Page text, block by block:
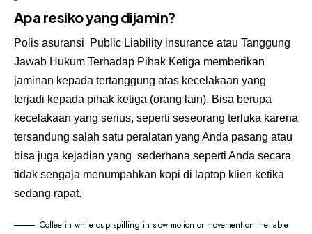
Apa resiko yang dijamin?
Polis asuransi Public Liability insurance atau Tanggung
Jawab Hukum Terhadap Pihak Ketiga memberikan
jaminan kepada tertanggung atas kecelakaan yang
terjadi kepada pihak ketiga (orang lain). Bisa berupa
kecelakaan yang serius, seperti seseorang terluka karena
tersandung salah satu peralatan yang Anda pasang atau
bisa juga kejadian yang sederhana seperti Anda secara
tidak sengaja menumpahkan kopi di laptop klien ketika
sedang rapat.
Coffee in white cup spilling in slow motion or movement on the table